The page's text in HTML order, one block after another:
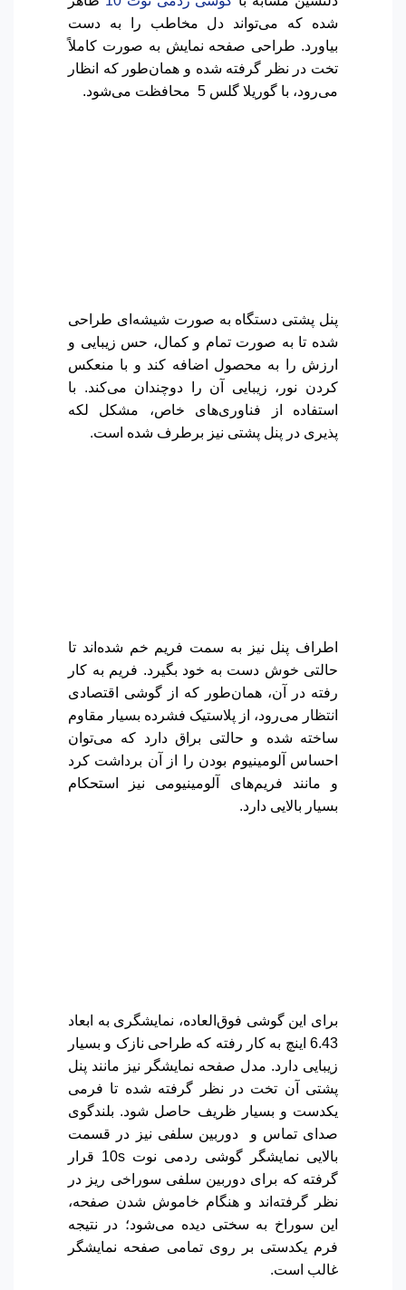
شده که می‌تواند دل مخاطب را به دست
بیاورد. طراحی صفحه نمایش به صورت کاملاً
تخت در نظر گرفته شده و همان‌طور که انظار
می‌رود، با گوریلا گلس 5 محافظت می‌شود.
پنل پشتی دستگاه به صورت شیشه‌ای طراحی
شده تا به صورت تمام و کمال، حس زیبایی و
ارزش را به محصول اضافه کند و با منعکس
کردن نور، زیبایی آن را دوچندان می‌کند. با
استفاده از فناوری‌های خاص، مشکل لکه
پذیری در پنل پشتی نیز برطرف شده است.
اطراف پنل نیز به سمت فریم خم شده‌اند تا
حالتی خوش دست به خود بگیرد. فریم به کار
رفته در آن، همان‌طور که از گوشی اقتصادی
انتظار می‌رود، از پلاستیک فشرده بسیار مقاوم
ساخته شده و حالتی براق دارد که می‌توان
احساس آلومینیوم بودن را از آن برداشت کرد
و مانند فریم‌های آلومینیومی نیز استحکام
بسیار بالایی دارد.
برای این گوشی فوق‌العاده، نمایشگری به ابعاد
6.43 اینچ به کار رفته که طراحی نازک و بسیار
زیبایی دارد. مدل صفحه نمایشگر نیز مانند پنل
پشتی آن تخت در نظر گرفته شده تا فرمی
یکدست و بسیار ظریف حاصل شود. بلندگوی
صدای تماس و دوربین سلفی نیز در قسمت
بالایی نمایشگر گوشی ردمی نوت 10s قرار
گرفته که برای دوربین سلفی سوراخی ریز در
نظر گرفته‌اند و هنگام خاموش شدن صفحه،
این سوراخ به سختی دیده می‌شود؛ در نتیجه
فرم یکدستی بر روی تمامی صفحه نمایشگر
غالب است.